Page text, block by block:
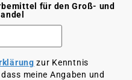
für den Groß- und
zur Kenntnis
meine Angaben und